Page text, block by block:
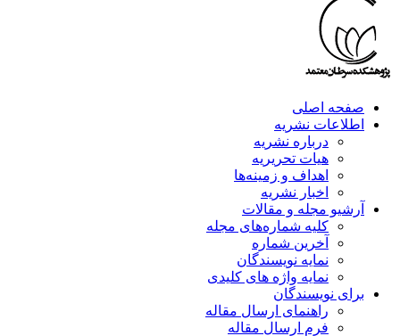
صفحه اصلی
اطلاعات نشریه
درباره نشریه
هیات تحریریه
اهداف و زمینه‌ها
اخبار نشریه
آرشیو مجله و مقالات
کلیه شماره‌های مجله
آخرین شماره
نمایه نویسندگان
نمایه واژه های کلیدی
برای نویسندگان
راهنمای ارسال مقاله
فرم ارسال مقاله